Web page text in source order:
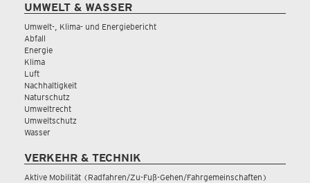
UMWELT & WASSER
Umwelt-, Klima- und Energiebericht
Abfall
Energie
Klima
Luft
Nachhaltigkeit
Naturschutz
Umweltrecht
Umweltschutz
Wasser
VERKEHR & TECHNIK
Aktive Mobilität (Radfahren/Zu-Fuß-Gehen/Fahrgemeinschaften)